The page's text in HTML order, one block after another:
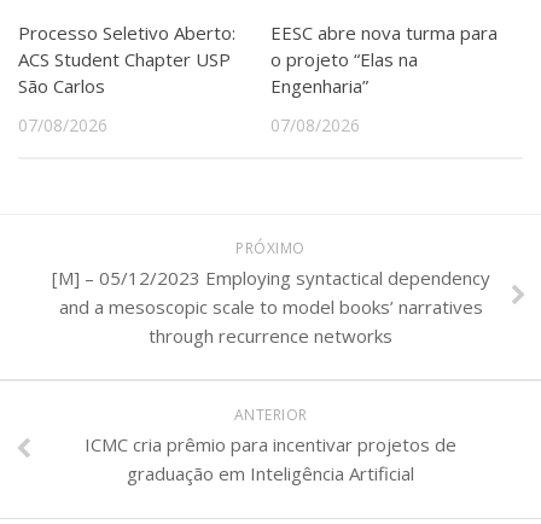
Processo Seletivo Aberto:
ACS Student Chapter USP
São Carlos
07/08/2026
EESC abre nova turma para
o projeto “Elas na
Engenharia”
07/08/2026
PRÓXIMO
[M] – 05/12/2023 Employing syntactical dependency
and a mesoscopic scale to model books’ narratives
through recurrence networks
ANTERIOR
ICMC cria prêmio para incentivar projetos de
graduação em Inteligência Artificial